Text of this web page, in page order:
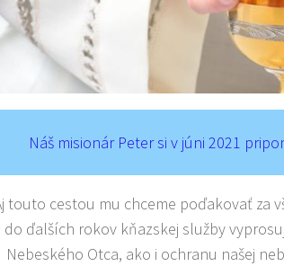
Náš misionár Peter si v júni 2021
touto cestou mu chceme poďakovať za
do ďalších rokov kňazskej služby
Nebeského Otca, ako i ochranu našej